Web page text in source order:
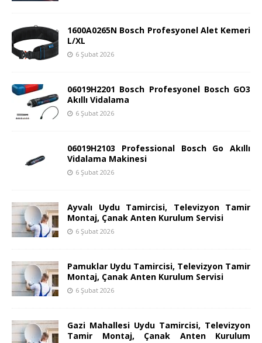
1600A0265N Bosch Profesyonel Alet Kemeri
L/XL
6 Şubat 2026
06019H2201 Bosch Profesyonel Bosch GO3
Akıllı Vidalama
6 Şubat 2026
06019H2103 Professional Bosch Go Akıllı
Vidalama Makinesi
6 Şubat 2026
Ayvalı Uydu Tamircisi, Televizyon Tamir
Montaj, Çanak Anten Kurulum Servisi
6 Şubat 2026
Pamuklar Uydu Tamircisi, Televizyon Tamir
Montaj, Çanak Anten Kurulum Servisi
6 Şubat 2026
Gazi Mahallesi Uydu Tamircisi, Televizyon
Tamir Montaj, Çanak Anten Kurulum